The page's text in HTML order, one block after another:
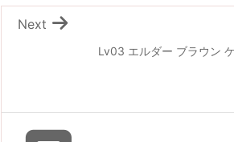
Lv03 エルダー ブラウン
Next